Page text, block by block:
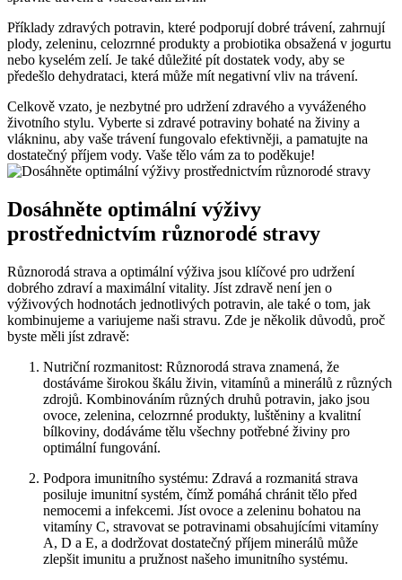
Příklady zdravých potravin, které podporují dobré trávení, zahrnují
plody, zeleninu, celozrnné produkty a probiotika obsažená v jogurtu
nebo kyselém zelí. Je také důležité pít dostatek vody, aby se
předešlo dehydrataci, která může mít negativní vliv na trávení.
Celkově vzato, je nezbytné pro udržení zdravého a vyváženého
životního stylu. Vyberte si zdravé potraviny bohaté na živiny a
vlákninu, aby vaše trávení fungovalo efektivněji, a pamatujte na
dostatečný příjem vody. Vaše tělo vám za to poděkuje!
Dosáhněte optimální výživy
prostřednictvím různorodé stravy
Různorodá strava a optimální výživa jsou klíčové pro udržení
dobrého zdraví a maximální vitality. Jíst zdravě není jen o
výživových hodnotách jednotlivých potravin, ale také o tom, jak
kombinujeme a variujeme naši stravu. Zde je několik důvodů, proč
byste měli jíst zdravě:
Nutriční rozmanitost: Různorodá strava znamená, že
dostáváme širokou škálu živin, vitamínů a minerálů z různých
zdrojů. Kombinováním různých druhů potravin, jako jsou
ovoce, zelenina, celozrnné produkty, luštěniny a kvalitní
bílkoviny, dodáváme tělu všechny potřebné živiny pro
optimální fungování.
Podpora imunitního systému: Zdravá a rozmanitá strava
posiluje imunitní systém, čímž pomáhá chránit tělo před
nemocemi a infekcemi. Jíst ovoce a zeleninu bohatou na
vitamíny C, stravovat se potravinami obsahujícími vitamíny
A, D a E, a dodržovat dostatečný příjem minerálů může
zlepšit imunitu a pružnost našeho imunitního systému.